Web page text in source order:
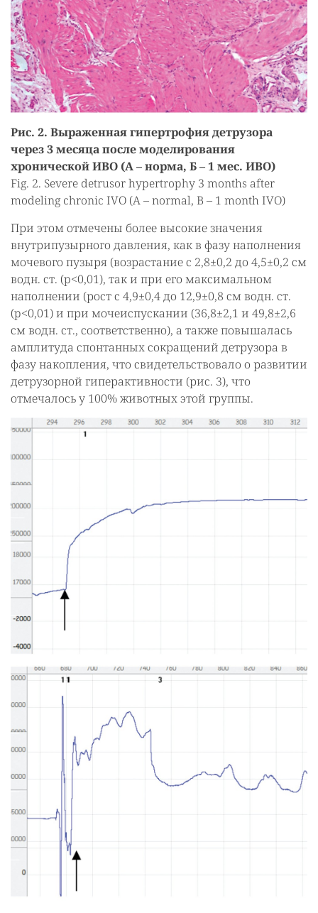
Рис. 2. Выраженная гипертрофия детрузора
через 3 месяца после моделирования
хронической ИВО (А – норма, Б – 1 мес. ИВО)
Fig. 2. Severe detrusor hypertrophy 3 months after
modeling chronic IVO (A – normal, B – 1 month IVO)
При этом отмечены более высокие значения
внутрипузырного давления, как в фазу наполнения
мочевого пузыря (возрастание с 2,8±0,2 до 4,5±0,2 см
водн. ст. (p<0,01), так и при его максимальном
наполнении (рост с 4,9±0,4 до 12,9±0,8 см водн. ст.
(p<0,01) и при мочеиспускании (36,8±2,1 и 49,8±2,6
см водн. ст., соответственно), а также повышалась
амплитуда спонтанных сокращений детрузора в
фазу накопления, что свидетельствовало о развитии
детрузорной гиперактивности (рис. 3), что
отмечалось у 100% животных этой группы.